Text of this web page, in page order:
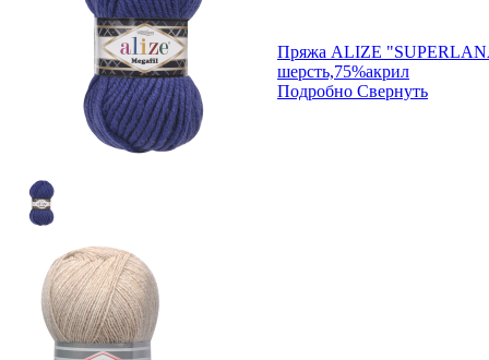
Пряжа ALIZE
шерсть,75%акрил
Подробно Свернуть